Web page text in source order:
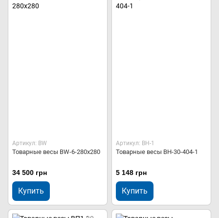
Артикул: BW
Товарные весы BW-6-280х280
34 500 грн
Купить
Артикул: ВН-1
Товарные весы ВН-30-404-1
5 148 грн
Купить